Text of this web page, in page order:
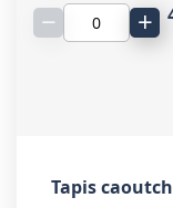
− +
Tapis